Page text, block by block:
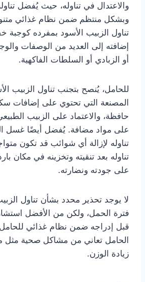
والاعتدال في تناوله، حيث يُفضل
وبشكل منتظم ضمن نظام غذائي
تناول الزبيب الأسود بمفرده كوجبة
إضافته إلى العديد من الوصفات
أو الزبادي أو السلطات الفاكهية.
للحامل، يُنصح بتجنب تناول الزبيب
المصنعة التي تحتوي على إضافات
حافظة، والاعتماد على الزبيب
على مواد مضافة. يُفضل أيضًا غسل
تناوله لإزالة أي شوائب قد تكون
تناوله بعد تنقيته وتخزينه في مكان
على جودته ونضارته.
لا يوجد تحذير محدد بشأن تناول
فترة الحمل، ولكن من الأفضل
قبل إدراجه ضمن نظام غذائي
الحامل تعاني من مشاكل صحية
زيادة الوزن.